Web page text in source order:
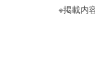
※掲載内